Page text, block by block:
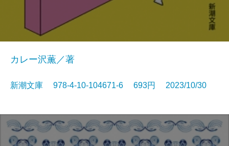
カレー沢薫／著
新潮文庫 978-4-10-104671-6 693円 2023/10/30